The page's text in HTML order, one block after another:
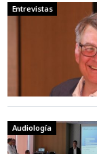
Entrevistas
Audiología